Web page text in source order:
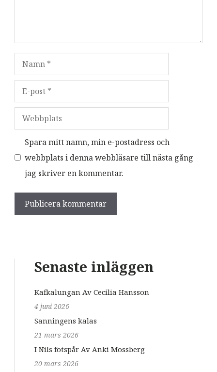
Namn
post
Webbplats
Spara mitt namn, min e-postadress och
webbplats i denna webbläsare till nästa gång
jag skriver en kommentar.
Senaste inläggen
Kafkalungan Av Cecilia Hansson
4 juni 2026
Sanningens kalas
21 mars 2026
I Nils fotspår Av Anki Mossberg
20 mars 2026